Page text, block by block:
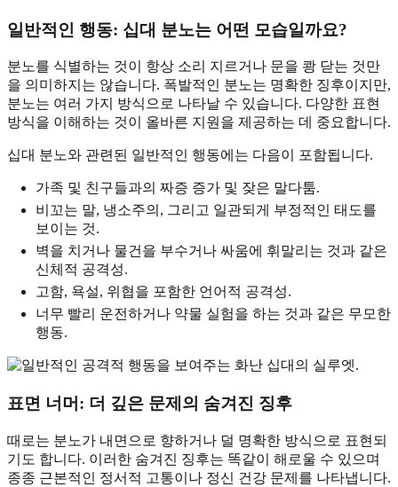
일반적인 행동: 십대 분노는 어떤 모습일까요?
분노를 식별하는 것이 항상 소리 지르거나 문을 쾅 닫는 것만
을 의미하지는 않습니다. 폭발적인 분노는 명확한 징후이지만,
분노는 여러 가지 방식으로 나타날 수 있습니다. 다양한 표현
방식을 이해하는 것이 올바른 지원을 제공하는 데 중요합니다.
십대 분노와 관련된 일반적인 행동에는 다음이 포함됩니다.
가족 및 친구들과의 짜증 증가 및 잦은 말다툼.
비꼬는 말, 냉소주의, 그리고 일관되게 부정적인 태도를
보이는 것.
벽을 치거나 물건을 부수거나 싸움에 휘말리는 것과 같은
신체적 공격성.
고함, 욕설, 위협을 포함한 언어적 공격성.
너무 빨리 운전하거나 약물 실험을 하는 것과 같은 무모한
행동.
표면 너머: 더 깊은 문제의 숨겨진 징후
때로는 분노가 내면으로 향하거나 덜 명확한 방식으로 표현되
기도 합니다. 이러한 숨겨진 징후는 똑같이 해로울 수 있으며
종종 근본적인 정서적 고통이나 정신 건강 문제를 나타냅니다.